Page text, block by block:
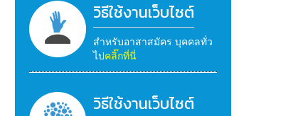
วิธีใช้งานเว็บไซต์
สำหรับอาสาสมัคร บุคคลทั่ว
ไปคลิ๊กที่นี่
วิธีใช้งานเว็บไซต์